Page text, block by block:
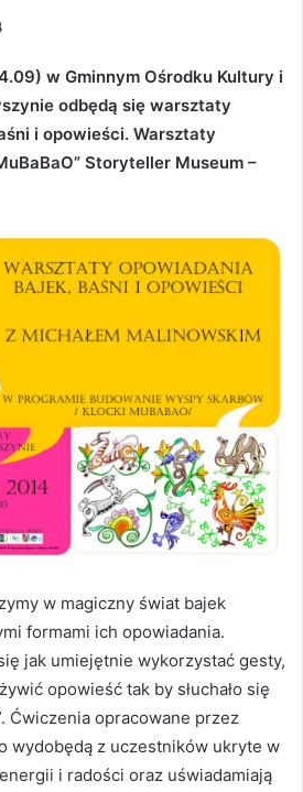
w Gminnym Ośrodku Kultury i
odbędą się warsztaty
i opowieści. Warsztaty
Storyteller Museum –
w magiczny świat bajek
formami ich opowiadania.
jak umiejętnie wykorzystać gesty,
opowieść tak by słuchało się
Ćwiczenia opracowane przez
wydobędą z uczestników ukryte w
i radości oraz uświadamiają